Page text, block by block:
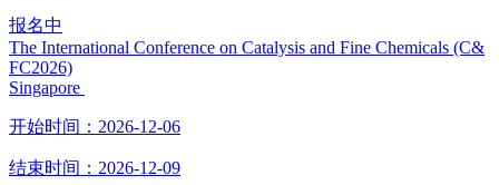
报名中
The International Conference on Catalysis and Fine Chemicals (C&
FC2026)
Singapore
开始时间： 2026-12-06
结束时间： 2026-12-09